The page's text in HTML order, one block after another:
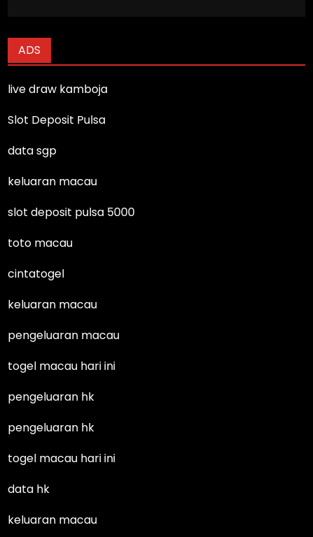
ADS
live draw kamboja
Slot Deposit Pulsa
data sgp
keluaran macau
slot deposit pulsa 5000
toto macau
cintatogel
keluaran macau
pengeluaran macau
togel macau hari ini
pengeluaran hk
pengeluaran hk
togel macau hari ini
data hk
keluaran macau